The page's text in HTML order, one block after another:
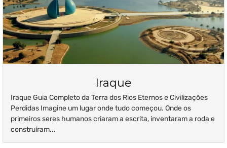
Iraque
Iraque Guia Completo da Terra dos Rios Eternos e Civilizações
Perdidas Imagine um lugar onde tudo começou. Onde os
primeiros seres humanos criaram a escrita, inventaram a roda e
construíram...